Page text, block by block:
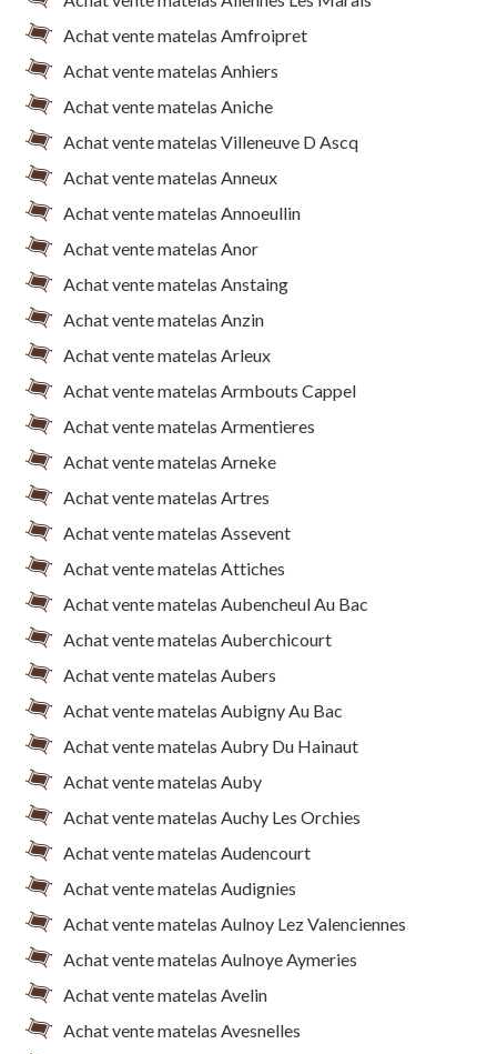
Achat vente matelas Amfroipret
Achat vente matelas Anhiers
Achat vente matelas Aniche
Achat vente matelas Villeneuve D Ascq
Achat vente matelas Anneux
Achat vente matelas Annoeullin
Achat vente matelas Anor
Achat vente matelas Anstaing
Achat vente matelas Anzin
Achat vente matelas Arleux
Achat vente matelas Armbouts Cappel
Achat vente matelas Armentieres
Achat vente matelas Arneke
Achat vente matelas Artres
Achat vente matelas Assevent
Achat vente matelas Attiches
Achat vente matelas Aubencheul Au Bac
Achat vente matelas Auberchicourt
Achat vente matelas Aubers
Achat vente matelas Aubigny Au Bac
Achat vente matelas Aubry Du Hainaut
Achat vente matelas Auby
Achat vente matelas Auchy Les Orchies
Achat vente matelas Audencourt
Achat vente matelas Audignies
Achat vente matelas Aulnoy Lez Valenciennes
Achat vente matelas Aulnoye Aymeries
Achat vente matelas Avelin
Achat vente matelas Avesnelles